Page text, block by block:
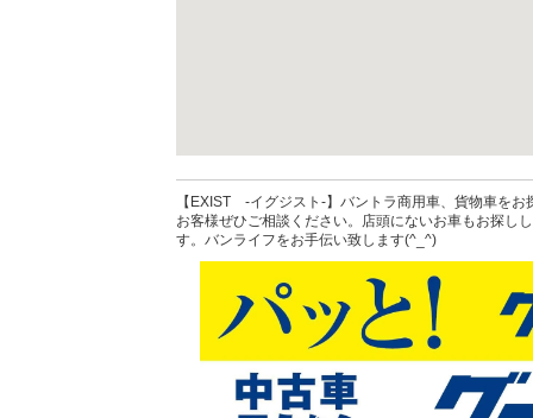
【EXIST -イグジスト‐】バントラ商用車、貨物車をお
お客様ぜひご相談ください。店頭にないお車もお探し
す。バンライフをお手伝い致します(^_^)